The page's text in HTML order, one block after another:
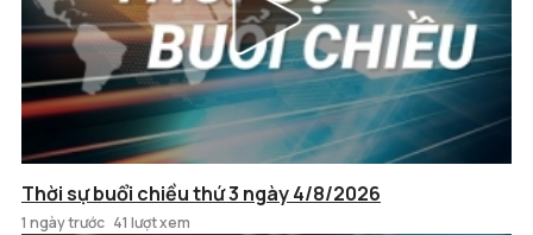
Thời sự buổi chiều thứ 3 ngày 4/8/2026
1 ngày trước 41 lượt xem